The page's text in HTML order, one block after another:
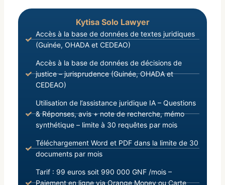
Kytisa Solo Lawyer
Accès à la base de données de textes juridiques
(Guinée, OHADA et CEDEAO)
Accès à la base de données de décisions de
justice – jurisprudence (Guinée, OHADA et
CEDEAO)
Utilisation de l’assistance juridique IA – Questions
& Réponses, avis + note de recherche, mémo
synthétique – limite à 30 requêtes par mois
Téléchargement Word et PDF dans la limite de 30
documents par mois
Tarif : 99 euros soit 990 000 GNF /mois –
Paiement en ligne via Orange Money ou Carte